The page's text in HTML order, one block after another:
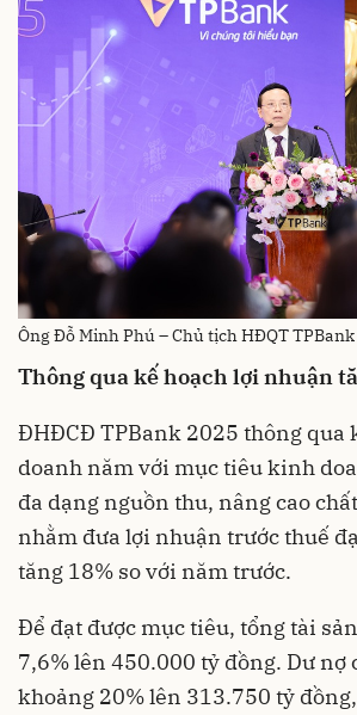
Ông Đỗ Minh Phú – Chủ tịch HĐQT
Thông qua kế hoạch lợi nhuận
ĐHĐCĐ TPBank 2025 thông qua
doanh năm với mục tiêu kinh
đa dạng nguồn thu, nâng cao
nhằm đưa lợi nhuận trước thuế
tăng 18% so với năm trước.
Để đạt được mục tiêu, tổng tài
7,6% lên 450.000 tỷ đồng. Dư nợ
khoảng 20% lên 313.750 tỷ